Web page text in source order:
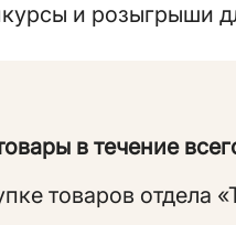
и розыгрыши
в течение
товаров отдела